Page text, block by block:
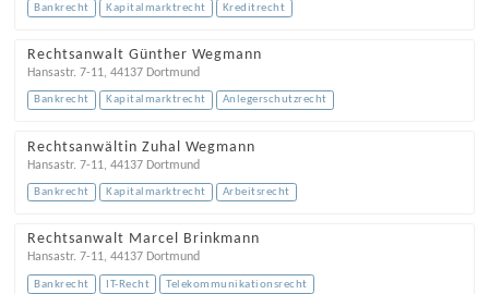
Bankrecht Kapitalmarktrecht Kreditrecht
Rechtsanwalt Günther Wegmann
Hansastr. 7-11, 44137 Dortmund
Bankrecht Kapitalmarktrecht Anlegerschutzrecht
Rechtsanwältin Zuhal Wegmann
Hansastr. 7-11, 44137 Dortmund
Bankrecht Kapitalmarktrecht Arbeitsrecht
Rechtsanwalt Marcel Brinkmann
Hansastr. 7-11, 44137 Dortmund
Bankrecht IT-Recht Telekommunikationsrecht